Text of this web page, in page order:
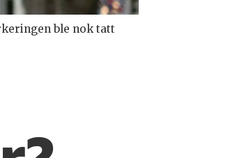
ble nok tatt